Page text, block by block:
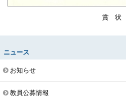
賞 状
ニュース
お知らせ
教員公募情報